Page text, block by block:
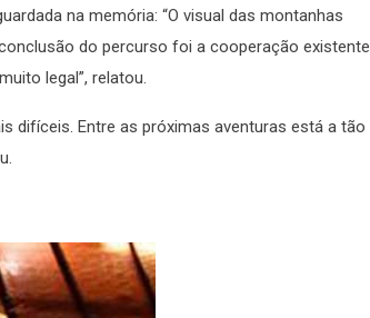
na memória: “O visual das montanhas
do percurso foi a cooperação existente
legal”, relatou.
difíceis. Entre as próximas aventuras está a tão